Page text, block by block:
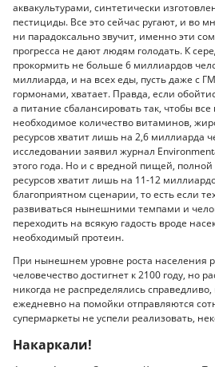
аквакультурами, синтетически
пестициды. Все это сейчас ругают, и во
ни парадоксально звучит, именно эти
прогресса не дают людям голодать. К
прокормить не больше 6 миллиардов
миллиарда, и на всех еды, пусть даже с
гормонами, хватает. Правда, если
а питание сбалансировать так, чтобы все
необходимое количество витаминов,
ресурсов хватит лишь на 2,6 миллиарда
исследовании заявил журнал
этого года. Но и с вредной пищей,
ресурсов хватит лишь на 11-12
благоприятном сценарии, то есть если
развиваться нынешними темпами и
переходить на всякую гадость вроде
необходимый протеин.
При нынешнем уровне роста населения
человечество достигнет к 2100 году, но
никогда не распределялись справедливо,
ежедневно на помойки отправляются
супермаркеты не успели реализовать,
Накаркали!